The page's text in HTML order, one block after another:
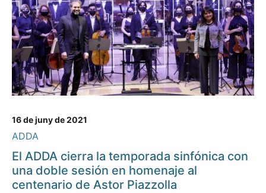
16 de juny de 2021
ADDA
El ADDA cierra la temporada sinfónica con
una doble sesión en homenaje al
centenario de Astor Piazzolla